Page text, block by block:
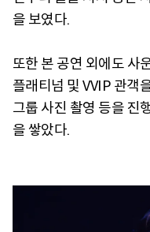
을 보였다.
또한 본 공연 외에도 사
플래티넘 및 VVIP 관객
그룹 사진 촬영 등을 진
을 쌓았다.